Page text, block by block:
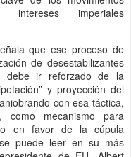
imperiales
que ese proceso de
de desestabilizantes
debe ir reforzado de la
y proyección del
con esa táctica,
mecanismo para
en favor de la cúpula
puede leer en su más